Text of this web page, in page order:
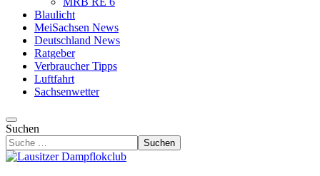
Blaulicht
MeiSachsen News
Deutschland News
Ratgeber
Verbraucher Tipps
Luftfahrt
Sachsenwetter
Suchen
Suchen